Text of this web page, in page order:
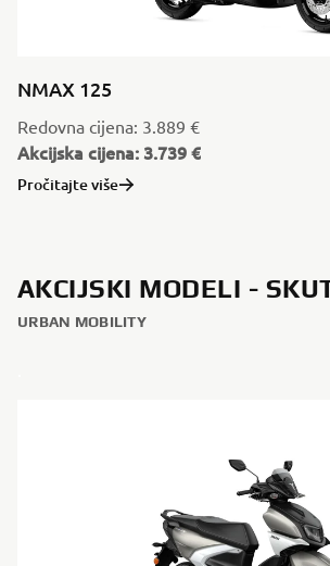
NMAX 125
Redovna cijena: 3.889 €
Akcijska cijena: 3.739 €
Pročitajte više
AKCIJSKI MODELI -
URBAN MOBILITY